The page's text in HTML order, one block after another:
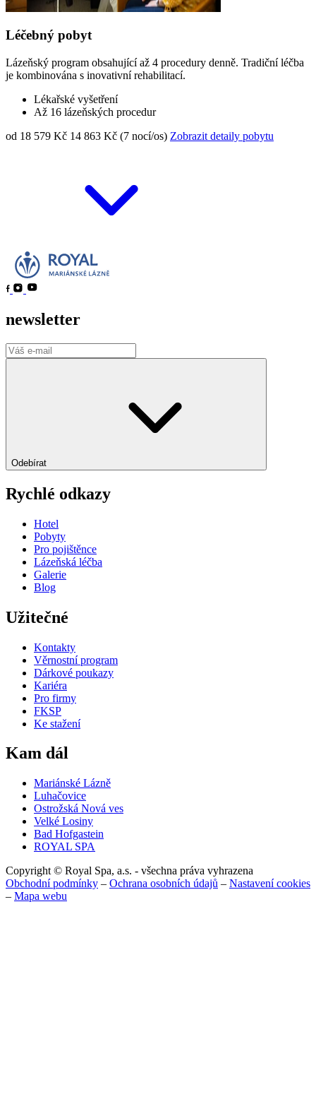
Léčebný pobyt
Lázeňský program obsahující až 4 procedury denně. Tradiční léčba
je kombinována s inovativní rehabilitací.
Lékařské vyšetření
Až 16 lázeňských procedur
od 18 579 Kč 14 863 Kč (7 nocí/os) Zobrazit detaily pobytu
newsletter
Odebírat
Rychlé odkazy
Hotel
Pobyty
Pro pojištěnce
Lázeňská léčba
Galerie
Blog
Užitečné
Kontakty
Věrnostní program
Dárkové poukazy
Kariéra
Pro firmy
FKSP
Ke stažení
Kam dál
Mariánské Lázně
Luhačovice
Ostrožská Nová ves
Velké Losiny
Bad Hofgastein
ROYAL SPA
Copyright © Royal Spa, a.s. - všechna práva vyhrazena
Obchodní podmínky – Ochrana osobních údajů – Nastavení cookies
– Mapa webu